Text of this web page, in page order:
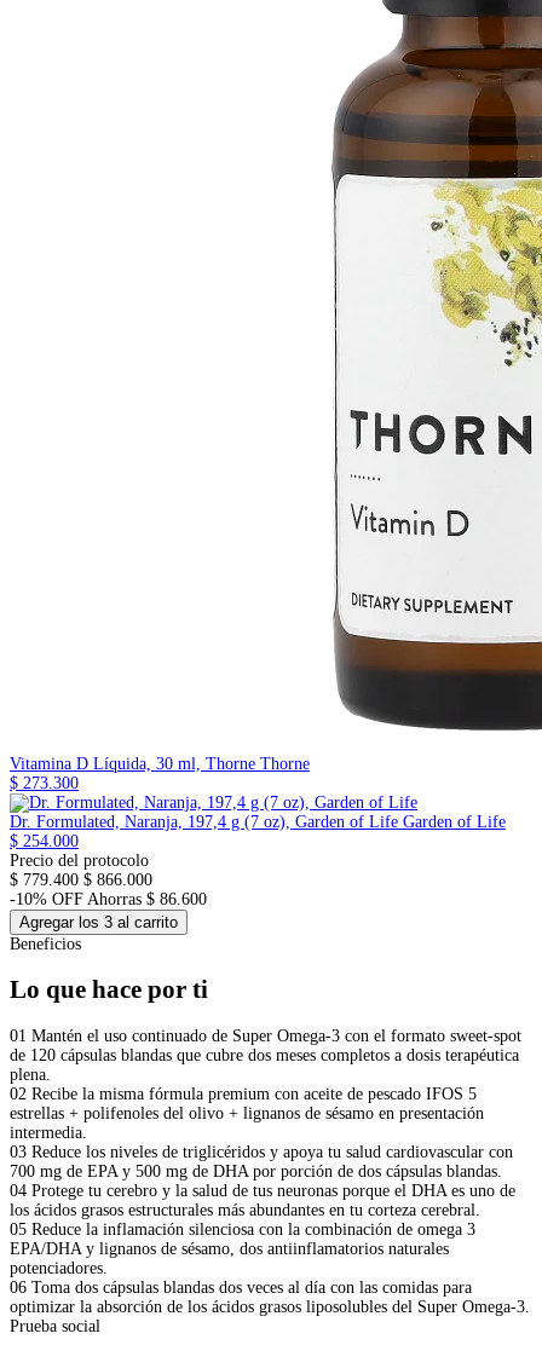
Vitamina D Líquida, 30 ml, Thorne Thorne
$ 273.300
Dr. Formulated, Naranja, 197,4 g (7 oz), Garden of Life Garden of Life
$ 254.000
Precio del protocolo
$ 779.400 $ 866.000
-10% OFF Ahorras $ 86.600
Agregar los 3 al carrito
Beneficios
Lo que hace por ti
01 Mantén el uso continuado de Super Omega-3 con el formato sweet-spot
de 120 cápsulas blandas que cubre dos meses completos a dosis terapéutica
plena.
02 Recibe la misma fórmula premium con aceite de pescado IFOS 5
estrellas + polifenoles del olivo + lignanos de sésamo en presentación
intermedia.
03 Reduce los niveles de triglicéridos y apoya tu salud cardiovascular con
700 mg de EPA y 500 mg de DHA por porción de dos cápsulas blandas.
04 Protege tu cerebro y la salud de tus neuronas porque el DHA es uno de
los ácidos grasos estructurales más abundantes en tu corteza cerebral.
05 Reduce la inflamación silenciosa con la combinación de omega 3
EPA/DHA y lignanos de sésamo, dos antiinflamatorios naturales
potenciadores.
06 Toma dos cápsulas blandas dos veces al día con las comidas para
optimizar la absorción de los ácidos grasos liposolubles del Super Omega-3.
Prueba social